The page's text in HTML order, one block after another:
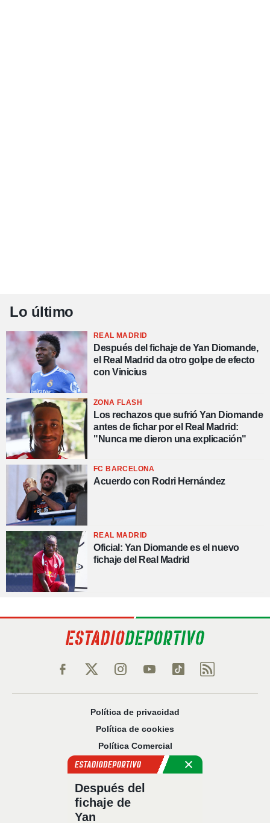
Lo último
REAL MADRID
Después del fichaje de Yan Diomande,
el Real Madrid da otro golpe de efecto
con Vinicius
ZONA FLASH
Los rechazos que sufrió Yan Diomande
antes de fichar por el Real Madrid:
"Nunca me dieron una explicación"
FC BARCELONA
Acuerdo con Rodri Hernández
REAL MADRID
Oficial: Yan Diomande es el nuevo
fichaje del Real Madrid
Política de privacidad
Política de cookies
Política Comercial
Aviso legal
Sobre nosotros
Después del
fichaje de
Yan